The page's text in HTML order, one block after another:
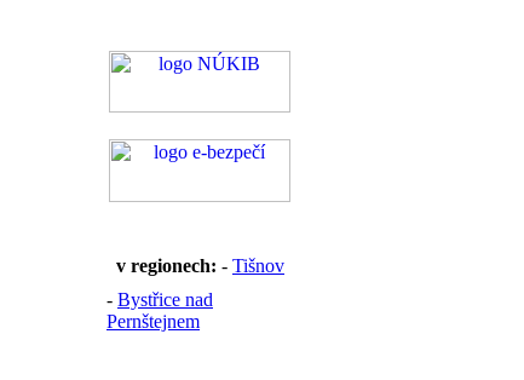
v regionech: - Tišnov
- Bystřice nad
Pernštejnem